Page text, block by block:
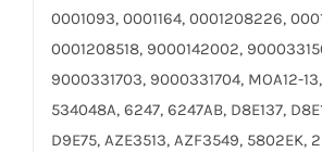
0001093, 0001164, 0001208226,
0001208518, 9000142002,
9000331703, 9000331704, MOA12-
534048A, 6247, 6247AB, D8E137,
D9E75, AZE3513, AZF3549, 5802EK,